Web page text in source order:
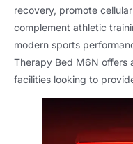
recovery, promote
complement athletic
modern sports
Therapy Bed M6N offers
facilities looking to